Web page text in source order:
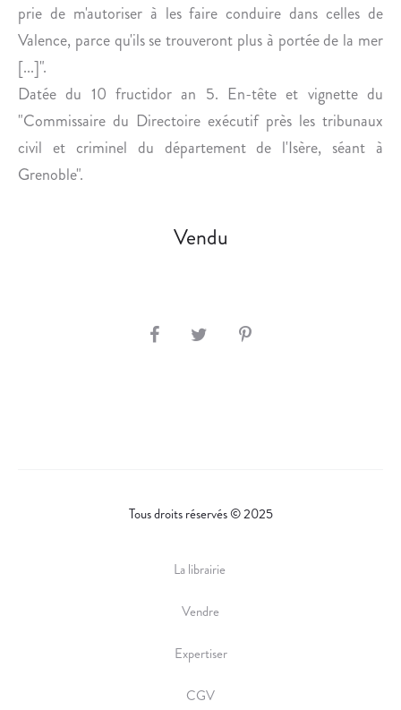
.
prie de m'autoriser à les faire conduire dans celles de
Valence, parce qu'ils se trouveront plus à portée de la mer
[...]".
Datée du 10 fructidor an 5. En-tête et vignette du
"Commissaire du Directoire exécutif près les tribunaux
civil et criminel du département de l'Isère, séant à
Grenoble".
Vendu
S
Tous droits réservés © 2025
La librairie
Vendre
Expertiser
CGV